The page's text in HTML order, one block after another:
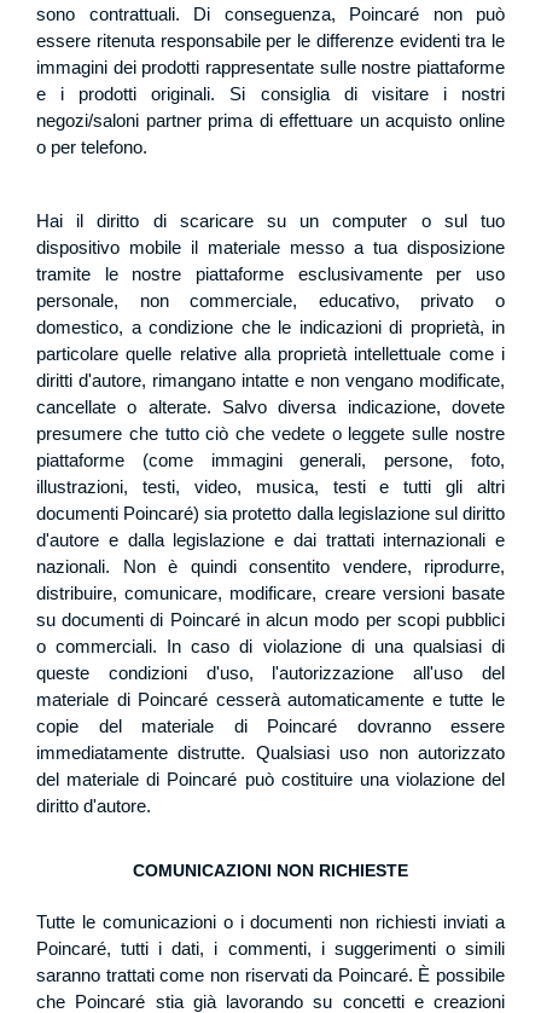
sono contrattuali. Di conseguenza, Poincaré non può
essere ritenuta responsabile per le differenze evidenti tra le
immagini dei prodotti rappresentate sulle nostre piattaforme
e i prodotti originali. Si consiglia di visitare i nostri
negozi/saloni partner prima di effettuare un acquisto online
o per telefono.
Hai il diritto di scaricare su un computer o sul tuo
dispositivo mobile il materiale messo a tua disposizione
tramite le nostre piattaforme esclusivamente per uso
personale, non commerciale, educativo, privato o
domestico, a condizione che le indicazioni di proprietà, in
particolare quelle relative alla proprietà intellettuale come i
diritti d'autore, rimangano intatte e non vengano modificate,
cancellate o alterate. Salvo diversa indicazione, dovete
presumere che tutto ciò che vedete o leggete sulle nostre
piattaforme (come immagini generali, persone, foto,
illustrazioni, testi, video, musica, testi e tutti gli altri
documenti Poincaré) sia protetto dalla legislazione sul diritto
d'autore e dalla legislazione e dai trattati internazionali e
nazionali. Non è quindi consentito vendere, riprodurre,
distribuire, comunicare, modificare, creare versioni basate
su documenti di Poincaré in alcun modo per scopi pubblici
o commerciali. In caso di violazione di una qualsiasi di
queste condizioni d'uso, l'autorizzazione all'uso del
materiale di Poincaré cesserà automaticamente e tutte le
copie del materiale di Poincaré dovranno essere
immediatamente distrutte. Qualsiasi uso non autorizzato
del materiale di Poincaré può costituire una violazione del
diritto d'autore.
COMUNICAZIONI NON RICHIESTE
Tutte le comunicazioni o i documenti non richiesti inviati a
Poincaré, tutti i dati, i commenti, i suggerimenti o simili
saranno trattati come non riservati da Poincaré. È possibile
che Poincaré stia già lavorando su concetti e creazioni